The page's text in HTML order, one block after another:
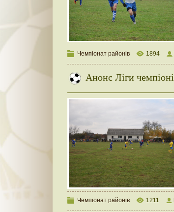
Чемпіонат районів 1894
Анонс Ліги
Чемпіонат районів 1211